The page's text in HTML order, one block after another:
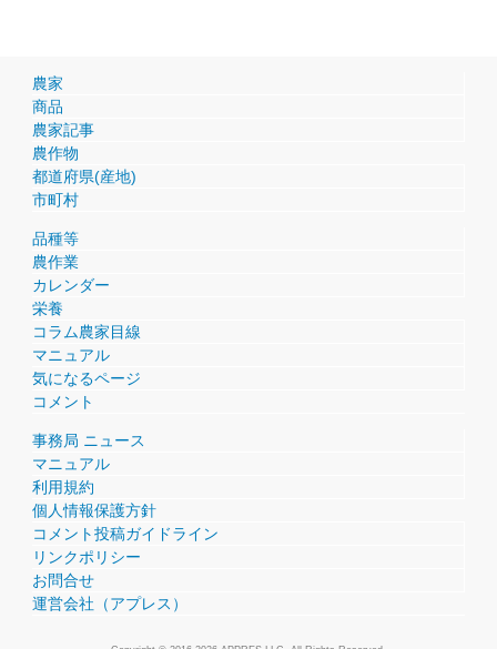
農家
商品
農家記事
農作物
都道府県(産地)
市町村
品種等
農作業
カレンダー
栄養
コラム農家目線
マニュアル
気になるページ
コメント
事務局 ニュース
マニュアル
利用規約
個人情報保護方針
コメント投稿ガイドライン
リンクポリシー
お問合せ
運営会社（アプレス）